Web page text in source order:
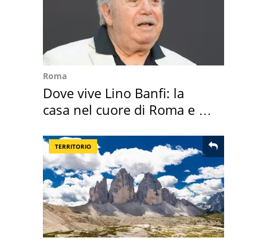
Roma
Dove vive Lino Banfi: la
casa nel cuore di Roma e i
TERRITORIO